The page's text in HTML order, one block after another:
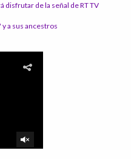
disfrutar de la señal de RT TV
a sus ancestros